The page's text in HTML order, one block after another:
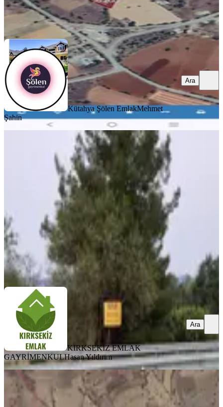
Kütahya Şölen EmlakMehmet Şahin
Kütahya Şölen EmlakMehmet
Şahin
Ara
Muğla Menteşe Gazeller'de
Ticari/konut İmarlı Satılık Arsa...
Kale, Demirciler Mahallesi
795 m²· 2.516/m² 06.08.2026
2.000.000 ₺
KIRKSEKİZ EMLAK GAYRİMENKUL Hasan Yıldırım
Ara
KIRKSEKİZ EMLAK
GAYRİMENKULHasan Yıldırım
Ara
%
Kale Adamharmanın'da Yola Yakın
6853m2 Tek Tapu Fırsat Tarla